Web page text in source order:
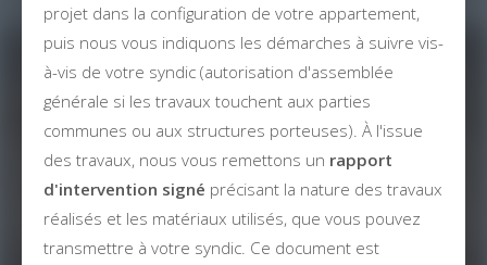
projet dans la configuration de votre appartement,
puis nous vous indiquons les démarches à suivre vis-
à-vis de votre syndic (autorisation d'assemblée
générale si les travaux touchent aux parties
communes ou aux structures porteuses). À l'issue
des travaux, nous vous remettons un rapport
d'intervention signé précisant la nature des travaux
réalisés et les matériaux utilisés, que vous pouvez
transmettre à votre syndic. Ce document est